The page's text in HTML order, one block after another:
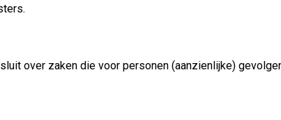
over zaken die voor personen (aanzienlijke)